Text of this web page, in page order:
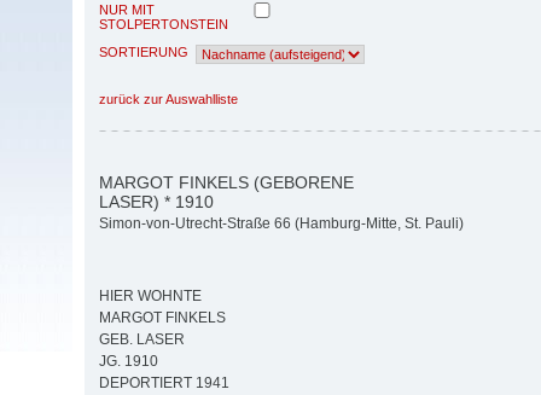
NUR MIT
STOLPERTONSTEIN
SORTIERUNG
zurück zur Auswahlliste
MARGOT FINKELS (GEBORENE
LASER) * 1910
Simon-von-Utrecht-Straße 66 (Hamburg-Mitte, St. Pauli)
HIER WOHNTE
MARGOT FINKELS
GEB. LASER
JG. 1910
DEPORTIERT 1941